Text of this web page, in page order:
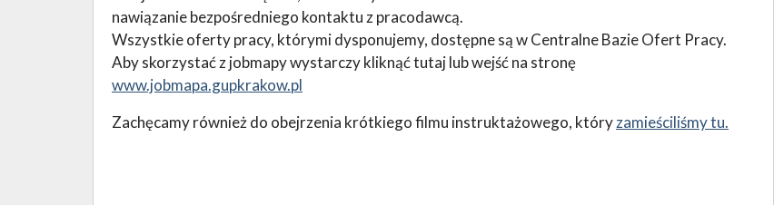
nawiązanie bezpośredniego kontaktu z pracodawcą.
Wszystkie oferty pracy, którymi dysponujemy, dostępne są w Centralne Bazie Ofert Pracy.
Aby skorzystać z jobmapy wystarczy kliknąć tutaj lub wejść na stronę
www.jobmapa.gupkrakow.pl
Zachęcamy również do obejrzenia krótkiego filmu instruktażowego, któryzamieściliśmy tu.